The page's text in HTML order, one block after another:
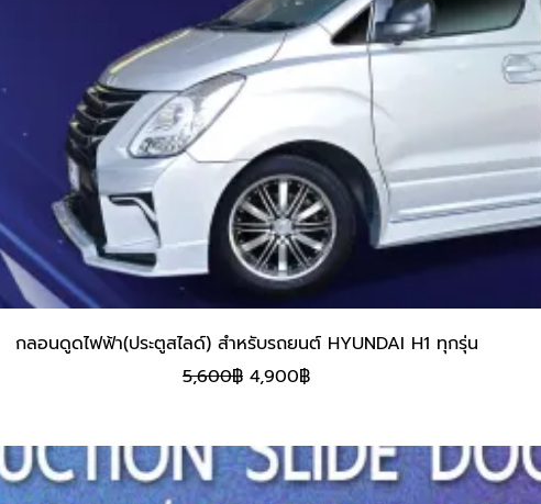
กลอนดูดไฟฟ้า(ประตูสไลด์) สำหรับรถยนต์ HYUNDAI H1 ทุกรุ่น
5,600฿ Original
5,600฿.
4,900฿Current
4,900฿.